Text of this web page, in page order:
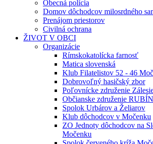
Obecná polícia
Domov dôchodcov milosrdného
Prenájom priestorov
Civilná ochrana
ŽIVOT V OBCI
Organizácie
Rímskokatolícka farnosť
Matica slovenská
Klub Filatelistov 52 - 46
Dobrovoľný hasičský zbor
Poľovnícke združenie
Občianske združenie RUBÍN
Spolok Urbárov a Želiarov
Klub dôchodcov v Močenku
ZO Jednoty dôchodcov na
Močenku